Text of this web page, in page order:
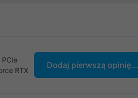
RTX
Dodaj pierwszą opinię...